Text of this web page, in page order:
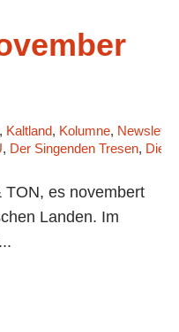
, Kaltland, Kolumne, Newsletter
, Der Singenden Tresen, Die
TON, es novembert
Landen. Im